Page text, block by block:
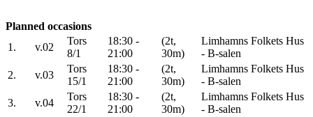
Planned occasions
1.
v.02
Tors
8/1
18:30 -
21:00
(2t,
30m)
Limhamns Folkets Hus
- B-salen
2.
v.03
Tors
15/1
18:30 -
21:00
(2t,
30m)
Limhamns Folkets Hus
- B-salen
3.
v.04
Tors
22/1
18:30 -
21:00
(2t,
30m)
Limhamns Folkets Hus
- B-salen